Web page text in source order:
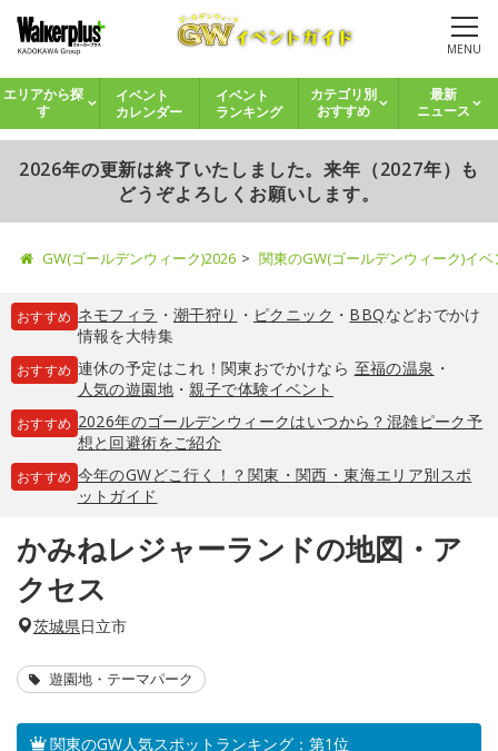
MENU
エリアから探
す
イベント
カレンダー
イベント
ランキング
カテゴリ別
おすすめ
最新
ニュース
2026年の更新は終了いたしました。来年（2027年）も
どうぞよろしくお願いします。
GW(ゴールデンウィーク)2026 関東のGW(ゴールデンウィーク)イ
おすすめ ネモフィラ ・ 潮干狩り ・ ピクニック ・ BBQなどおでかけ
情報を大特集
おすすめ 連休の予定はこれ！関東おでかけなら 至福の温泉 ・
人気の遊園地・親子で体験イベント
おすすめ 2026年のゴールデンウィークはいつから？混雑ピーク予
想と回避術をご紹介
おすすめ 今年のGWどこ行く！？関東・関西・東海エリア別スポ
ットガイド
かみねレジャーランドの地図・ア
クセス
茨城県日立市
遊園地・テーマパーク
関東のGW人気スポットランキング：第1位